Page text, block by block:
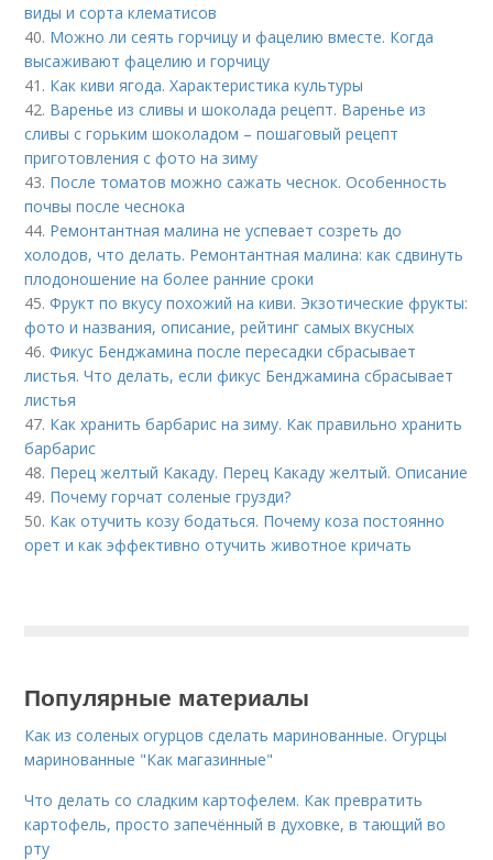
виды и сорта клематисов
40. Можно ли сеять горчицу и фацелию вместе. Когда
высаживают фацелию и горчицу
41. Как киви ягода. Характеристика культуры
42. Варенье из сливы и шоколада рецепт. Варенье из
сливы с горьким шоколадом – пошаговый рецепт
приготовления с фото на зиму
43. После томатов можно сажать чеснок. Особенность
почвы после чеснока
44. Ремонтантная малина не успевает созреть до
холодов, что делать. Ремонтантная малина: как сдвинуть
плодоношение на более ранние сроки
45.Фрукт по вкусу похожий на киви. Экзотические фрукты:
фото и названия, описание, рейтинг самых вкусных
46.Фикус Бенджамина после пересадки сбрасывает
листья. Что делать, если фикус Бенджамина сбрасывает
листья
47. Как хранить барбарис на зиму. Как правильно хранить
барбарис
48. Перец желтый Какаду. Перец Какаду желтый. Описание
49. Почему горчат соленые грузди?
50. Как отучить козу бодаться. Почему коза постоянно
орет и как эффективно отучить животное кричать
Популярные материалы
Как из соленых огурцов сделать маринованные. Огурцы
маринованные "Как магазинные"
Что делать со сладким картофелем. Как превратить
картофель, просто запечённый в духовке, в тающий во
рту